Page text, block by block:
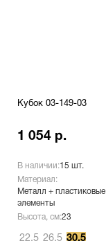
Кубок 03-149-03
1 054 р.
В наличии:15 шт.
Материал:
Металл + пластиковые
элементы
Высота, см:23
22.5 26.5 30.5